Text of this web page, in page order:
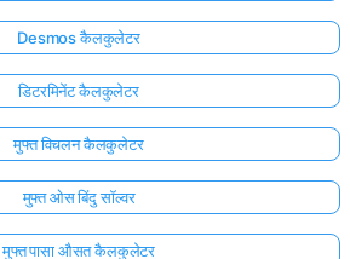
Desmos कैलकुलेटर
डिटरमिनेंट कैलकुलेटर
मुफ्त विचलन कैलकुलेटर
मुफ्त ओस बिंदु सॉल्वर
मुफ्त पासा औसत कैलकुलेटर